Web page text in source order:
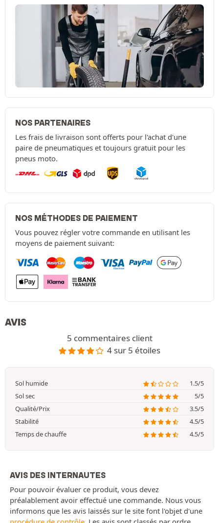
NOS PARTENAIRES
Les frais de livraison sont offerts pour l'achat d'une
paire de pneumatiques et toujours gratuit pour les
pneus moto.
NOS MÉTHODES DE PAIEMENT
Vous pouvez régler votre commande en utilisant les
moyens de paiement suivant:
AVIS
5 commentaires client
4 sur 5 étoiles
Sol humide
1.5/5
Sol sec
5/5
Qualité/Prix
3.5/5
Stabilité
4.5/5
Temps de chauffe
4.5/5
AVIS DES INTERNAUTES
Pour pouvoir évaluer ce produit, vous devez
préalablement avoir effectué une commande. Nous vous
informons que les avis laissés sur le site font l'objet d'une